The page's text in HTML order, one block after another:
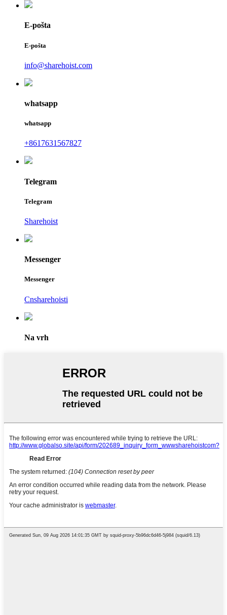
E-pošta
E-pošta
info@sharehoist.com
whatsapp
whatsapp
+8617631567827
Telegram
Telegram
Sharehoist
Messenger
Messenger
Cnsharehoisti
Na vrh